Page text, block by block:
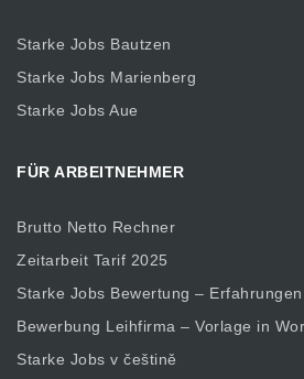
Starke Jobs Bautzen
Starke Jobs Marienberg
Starke Jobs Aue
FÜR ARBEITNEHMER
Brutto Netto Rechner
Zeitarbeit Tarif 2025
Starke Jobs Bewertung – Erfahrungen
Bewerbung Leihfirma – Vorlage in
Starke Jobs v češtině